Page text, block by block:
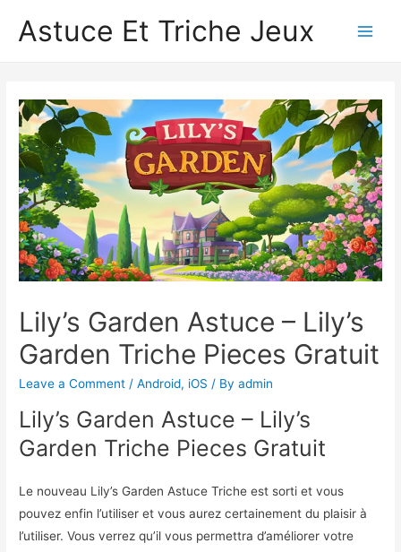
Astuce Et Triche Jeux
Lily’s Garden Astuce – Lily’s
Garden Triche Pieces Gratuit
Leave a Comment /Android, iOS / Byadmin
Lily’s Garden Astuce – Lily’s
Garden Triche Pieces Gratuit
Le nouveau Lily’s Garden Astuce Triche est sorti et vous
pouvez enfin l’utiliser et vous aurez certainement du plaisir à
l’utiliser. Vous verrez qu’il vous permettra d’améliorer votre